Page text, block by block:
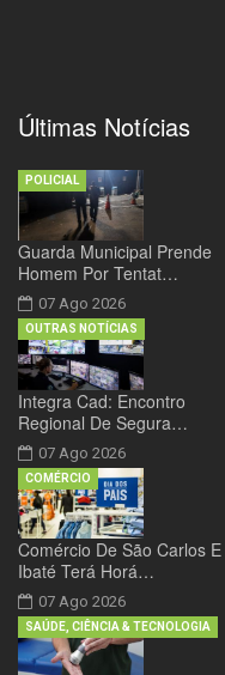
Últimas Notícias
Guarda Municipal Prende
Homem Por Tentat…
07 Ago 2026
POLICIAL
Integra Cad: Encontro
Regional De Segura…
07 Ago 2026
OUTRAS NOTÍCIAS
Comércio De São Carlos E
Ibaté Terá Horá…
07 Ago 2026
COMÉRCIO
SAÚDE, CIÊNCIA & TECNOLOGIA